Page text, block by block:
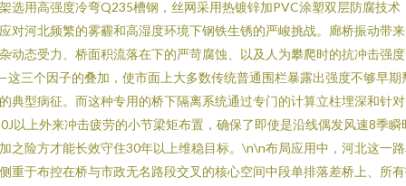
选用高强度冷弯Q235槽钢，丝网采用热镀锌加PVC涂塑双层防腐技术
对河北频繁的雾霾和高湿度环境下钢铁生锈的严峻挑战。廊桥振动带
动态受力、桥面积流落在下的严苛腐蚀、以及人为攀爬时的抗冲击强度
三个因子的叠加，使市面上大多数传统普通围栏暴露出强度不够早期
典型病征。而这种专用的桥下隔离系统通过专门的计算立柱埋深和针对
以上外来冲击疲劳的小节梁矩布置，确保了即使是沿线偶发风速8季瞬
之险方才能长效守住30年以上维稳目标。\n\n布局应用中，河北这一
重于布控在桥与市政无名路段交叉的核心空间中段单排落差桥上、所